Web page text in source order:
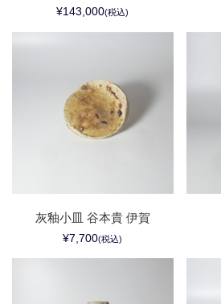
¥143,000(税込)
灰釉小皿 谷本貴 伊賀
¥7,700(税込)